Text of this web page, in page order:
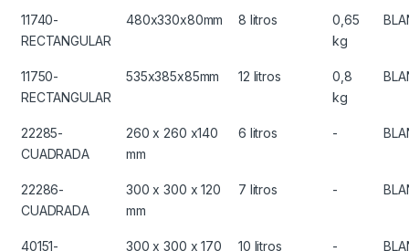
11740-
RECTANGULAR
480x330x80mm 8 litros
0,65
kg
11750-
RECTANGULAR
535x385x85mm 12 litros
0,8
kg
22285-
CUADRADA
260 x 260 x140
mm
6 litros -
22286-
CUADRADA
300 x 300 x 120
mm
7 litros -
40151-
300 x 300 x 170
10 litros -